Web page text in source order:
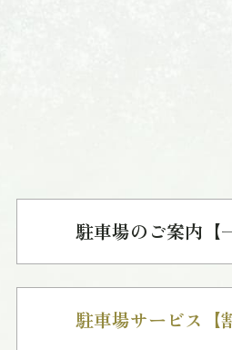
駐車場のご案内【
駐車場サービス【